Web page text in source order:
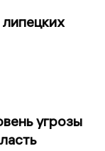
угрозы